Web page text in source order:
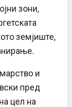
зони,
земјиште,
и
пред
цел на